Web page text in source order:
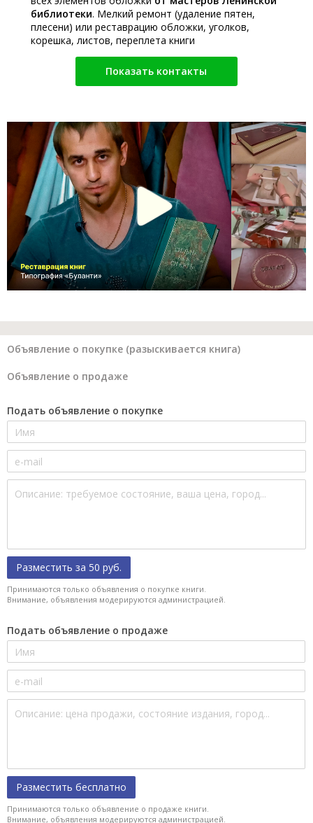
библиотеки. Мелкий ремонт (удаление пятен,
плесени) или реставрацию обложки, уголков,
корешка, листов, переплета книги
Показать контакты
Объявление о покупке (разыскивается книга)
Объявление о продаже
Подать объявление о покупке
Разместить за 50 руб.
Принимаются только объявления о покупке книги.
Внимание, объявления модерируются администрацией.
Подать объявление о продаже
Разместить бесплатно
Принимаются только объявление о продаже книги.
Внимание, объявления модерируются администрацией.